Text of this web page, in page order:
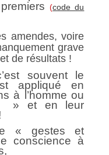
(code du
amendes, voire
grave
de résultats !
souvent le
appliqué en
à l’homme ou
» et en leur
« gestes et
conscience à